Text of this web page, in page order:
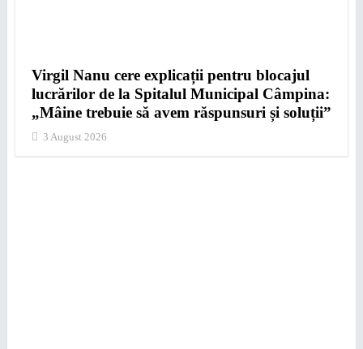
Virgil Nanu cere explicații pentru blocajul
lucrărilor de la Spitalul Municipal Câmpina:
„Mâine trebuie să avem răspunsuri și soluții”
3 August 2026